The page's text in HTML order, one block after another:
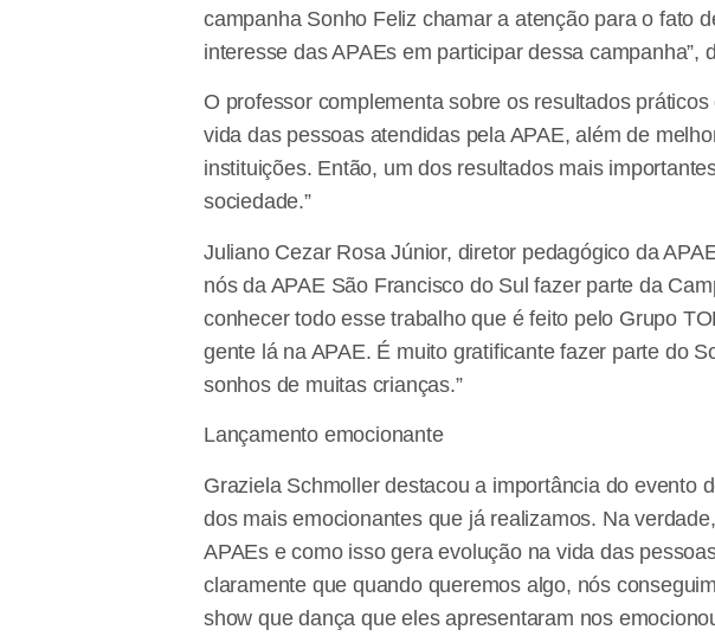
campanha Sonho Feliz chamar a atenção para o fato
interesse das APAEs em participar dessa campanha”,
O professor complementa sobre os resultados
vida das pessoas atendidas pela APAE, além de
instituições. Então, um dos resultados mais
sociedade.”
Juliano Cezar Rosa Júnior, diretor pedagógico da
nós da APAE São Francisco do Sul fazer parte da
conhecer todo esse trabalho que é feito pelo Grupo
gente lá na APAE. É muito gratificante fazer parte do
sonhos de muitas crianças.”
Lançamento emocionante
Graziela Schmoller destacou a importância do evento
dos mais emocionantes que já realizamos. Na
APAEs e como isso gera evolução na vida das
claramente que quando queremos algo, nós
show que dança que eles apresentaram nos